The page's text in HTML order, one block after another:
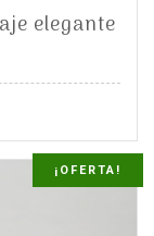
elegante
¡OFERTA!